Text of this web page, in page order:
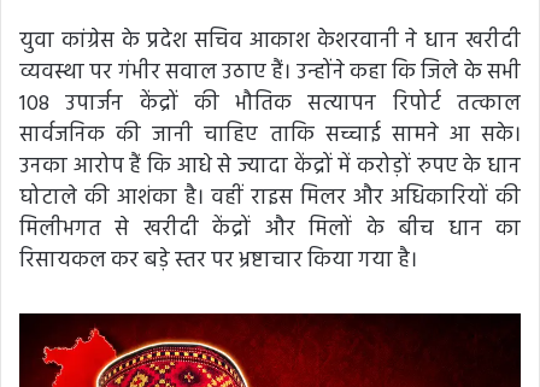
युवा कांग्रेस के प्रदेश सचिव आकाश केशरवानी ने धान खरीदी
व्यवस्था पर गंभीर सवाल उठाए हैं। उन्होंने कहा कि जिले के सभी
108 उपार्जन केंद्रों की भौतिक सत्यापन रिपोर्ट तत्काल
सार्वजनिक की जानी चाहिए ताकि सच्चाई सामने आ सके।
उनका आरोप हैं कि आधे से ज्यादा केंद्रों में करोड़ों रुपए के धान
घोटाले की आशंका है। वहीं राइस मिलर और अधिकारियों की
मिलीभगत से खरीदी केंद्रों और मिलों के बीच धान का
रिसायकल कर बड़े स्तर पर भ्रष्टाचार किया गया है।